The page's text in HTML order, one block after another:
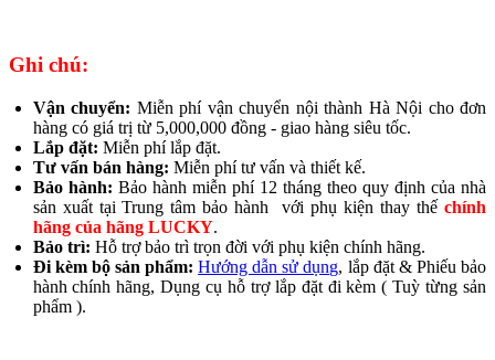
Ghi chú:
Vận chuyển: Miễn phí vận chuyển nội thành Hà Nội cho đơn
hàng có giá trị từ 5,000,000 đồng - giao hàng siêu tốc.
Lắp đặt: Miễn phí lắp đặt.
Tư vấn bán hàng: Miễn phí tư vấn và thiết kế.
Bảo hành: Bảo hành miễn phí 12 tháng theo quy định của nhà
sản xuất tại Trung tâm bảo hành với phụ kiện thay thế chính
hãng của hãng LUCKY.
Bảo trì: Hỗ trợ bảo trì trọn đời với phụ kiện chính hãng.
Đi kèm bộ sản phẩm: Hướng dẫn sử dụng, lắp đặt & Phiếu bảo
hành chính hãng, Dụng cụ hỗ trợ lắp đặt đi kèm ( Tuỳ từng sản
phẩm ).